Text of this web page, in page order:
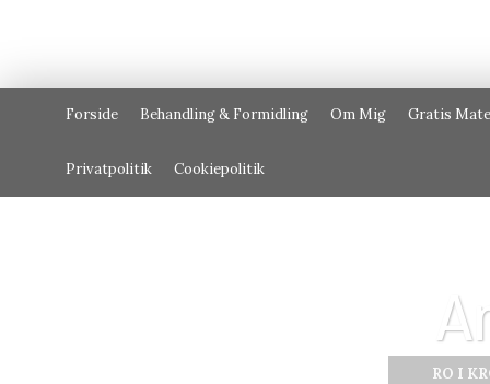
Forside Behandling & Formidling Om Mig Gratis
Privatpolitik Cookiepolitik
RO I